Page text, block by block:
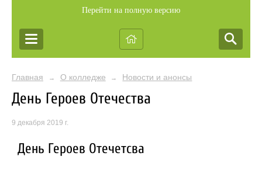
Перейти на полную версию
Главная → О колледже → Новости и анонсы
День Героев Отечества
9 декабря 2019 г.
День Героев Отечетсва